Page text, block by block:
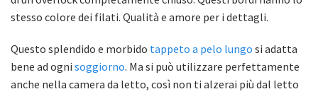
stesso colore dei filati. Qualità e amore per i dettagli.
Questo splendido e morbido tappeto a pelo lungo si adatta
bene ad ogni soggiorno. Ma si può utilizzare perfettamente
anche nella camera da letto, così non ti alzerai più dal letto